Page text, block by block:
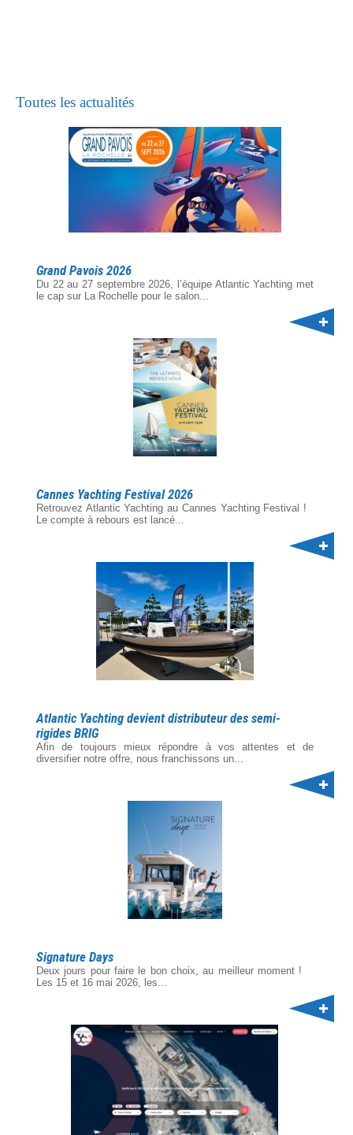
Toutes les actualités
Grand Pavois 2026
Du 22 au 27 septembre 2026, l’équipe Atlantic Yachting met
le cap sur La Rochelle pour le salon...
Cannes Yachting Festival 2026
Retrouvez Atlantic Yachting au Cannes Yachting Festival !
Le compte à rebours est lancé...
Atlantic Yachting devient distributeur des semi-
rigides BRIG
Afin de toujours mieux répondre à vos attentes et de
diversifier notre offre, nous franchissons un...
Signature Days
Deux jours pour faire le bon choix, au meilleur moment !
Les 15 et 16 mai 2026, les...